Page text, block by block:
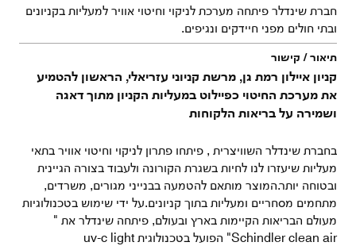
חברת שינדלר פיתחה מערכת לניקוי וחיטוי אוויר למעליות בקניונים
ובתי חולים מפני חיידקים ונגיפים.
קניון איילון רמת גן, מרשת קניוני עזריאלי, הראשון להטמיע
את מערכת החיטוי כפיילוט במעליות הקניון מתוך דאגה
ושמירה על בריאות הלקוחות
בחברת שינדלר השוויצרית , פיתחו פתרון לניקוי וחיטוי אוויר בתאי
מעליות שיעזרו לנו לחיות בשגרת הקורונה ולעבוד בצורה הגיינית
ובטוחה יותר.המוצר מותאם להטמעה בבנייני מגורים, משרדים,
מתחמים מסחריים ומעליות בתוך קניונים.על ידי שימוש בטכנולוגיות
מעולם הבריאות הקיימות בארץ ובעולם, פיתחה שינדלר את "
Schindler clean air" הפועל בטכנולוגית uv-c light